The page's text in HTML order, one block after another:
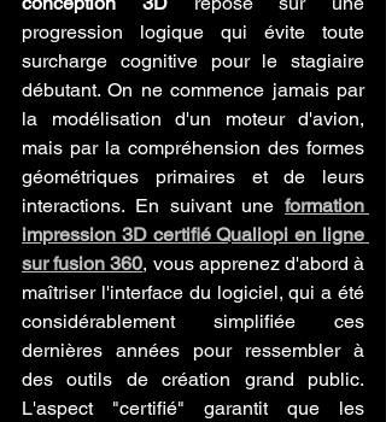
progression logique qui évite toute
surcharge cognitive pour le stagiaire
débutant. On ne commence jamais par
la modélisation d'un moteur d'avion,
mais par la compréhension des formes
géométriques primaires et de leurs
interactions. En suivant une formation
impression 3D certifié Qualiopi en ligne
sur fusion 360, vous apprenez d'abord à
maîtriser l'interface du logiciel, qui a été
considérablement simplifiée ces
dernières années pour ressembler à
des outils de création grand public.
L'aspect "certifié" garantit que les